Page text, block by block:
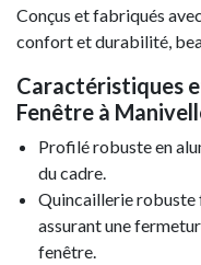
Conçus et fabriqués
confort et durabilité,
Caractéristiques
Fenêtre à
Profilé robuste en
du cadre.
Quincaillerie
assurant une
fenêtre.